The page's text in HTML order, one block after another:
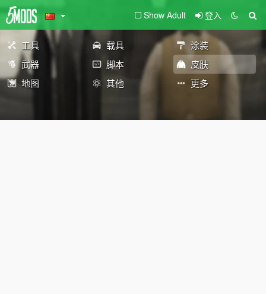
Show Adult 登入
工具 载具
涂装
武器
脚本
皮肤
地图
其他 更多